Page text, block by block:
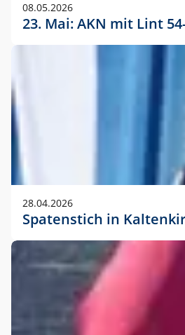
08.05.2026
23. Mai: AKN mit Lint
28.04.2026
Spatenstich in